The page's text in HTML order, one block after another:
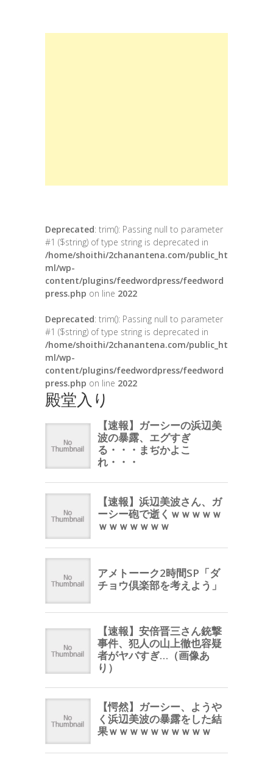
Deprecated: trim(): Passing null to parameter
#1 ($string) of type string is deprecated in
/home/shoithi/2chanantena.com/public_ht
ml/wp-
content/plugins/feedwordpress/feedword
press.php on line 2022
Deprecated: trim(): Passing null to parameter
#1 ($string) of type string is deprecated in
/home/shoithi/2chanantena.com/public_ht
ml/wp-
content/plugins/feedwordpress/feedword
press.php on line 2022
殿堂入り